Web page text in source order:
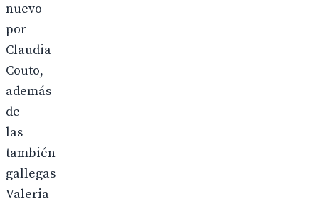
nuevo
por
Claudia
Couto,
además
de
las
también
gallegas
Valeria